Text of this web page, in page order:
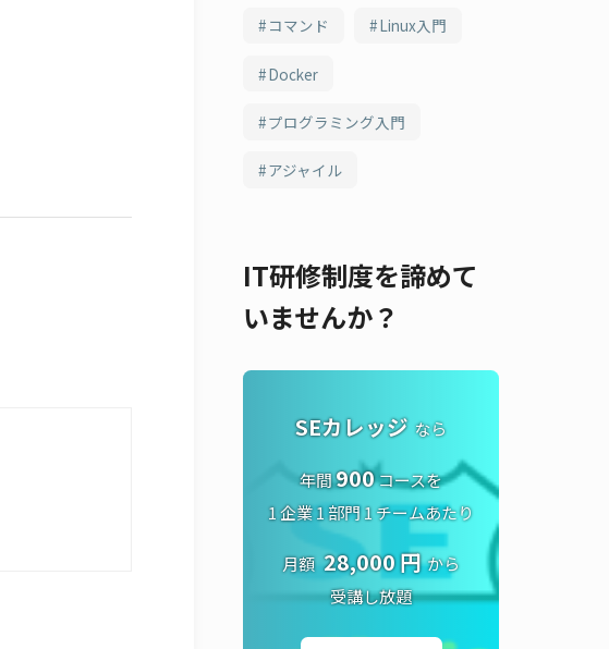
コマンド Linux入門
Docker
プログラミング入門
アジャイル
IT研修制度を諦めて
いませんか？
SEカレッジ なら
年間900コースを
1 企業 1 部門 1 チームあたり
月額 28,000 円 から
受講し放題